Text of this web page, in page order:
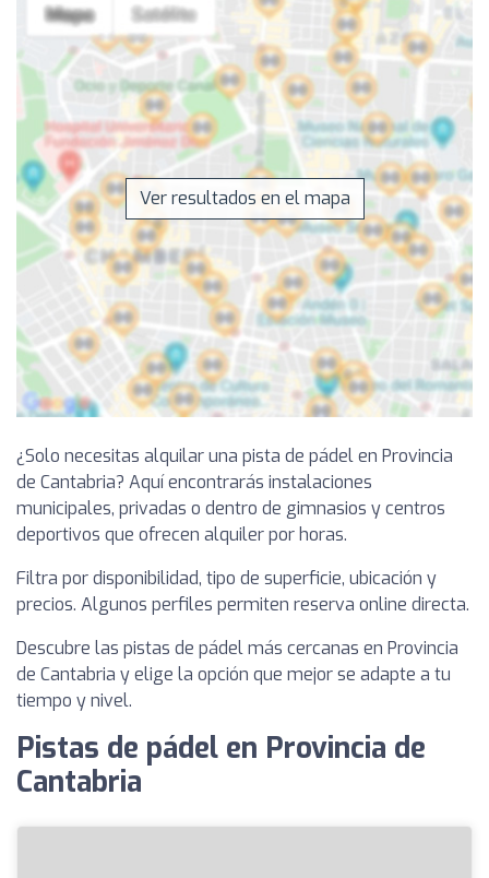
Ver resultados en el mapa
¿Solo necesitas alquilar una pista de pádel en Provincia
de Cantabria? Aquí encontrarás instalaciones
municipales, privadas o dentro de gimnasios y centros
deportivos que ofrecen alquiler por horas.
Filtra por disponibilidad, tipo de superficie, ubicación y
precios. Algunos perfiles permiten reserva online directa.
Descubre las pistas de pádel más cercanas en Provincia
de Cantabria y elige la opción que mejor se adapte a tu
tiempo y nivel.
Pistas de pádel en Provincia de
Cantabria